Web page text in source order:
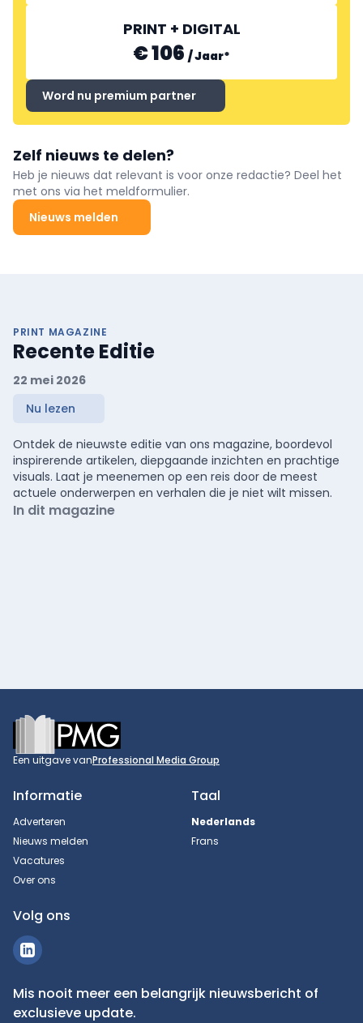
PRINT + DIGITAL
€ 106 /Jaar*
Word nu premium partner
Zelf nieuws te delen?
Heb je nieuws dat relevant is voor onze redactie? Deel het
met ons via het meldformulier.
Nieuws melden
PRINT MAGAZINE
Recente Editie
22 mei 2026
Nu lezen
Ontdek de nieuwste editie van ons magazine, boordevol
inspirerende artikelen, diepgaande inzichten en prachtige
visuals. Laat je meenemen op een reis door de meest
actuele onderwerpen en verhalen die je niet wilt missen.
In dit magazine
Footer
Een uitgave vanProfessional Media Group
Informatie
Adverteren
Nieuws melden
Vacatures
Over ons
Taal
Nederlands
Frans
Volg ons
Mis nooit meer een belangrijk nieuwsbericht of
exclusieve update.